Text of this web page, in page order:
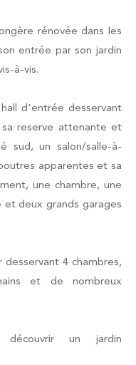
rénovée dans les
entrée par son jardin
à-vis.
d'entrée desservant
reserve attenante et
sud, un salon/salle-à-
apparentes et sa
une chambre, une
et deux grands garages
4 chambres,
et de nombreux
un jardin